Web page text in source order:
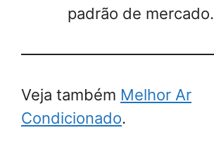
padrão de mercado.
Veja também Melhor Ar
Condicionado.